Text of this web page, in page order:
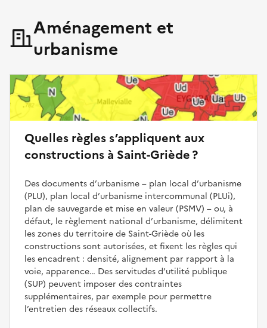
Aménagement et
urbanisme
Quelles règles s’appliquent aux
constructions à Saint-Griède ?
Des documents d’urbanisme – plan local d’urbanisme
(PLU), plan local d’urbanisme intercommunal (PLUi),
plan de sauvegarde et mise en valeur (PSMV) – ou, à
défaut, le règlement national d’urbanisme, délimitent
les zones du territoire de Saint-Griède où les
constructions sont autorisées, et fixent les règles qui
les encadrent : densité, alignement par rapport à la
voie, apparence… Des servitudes d’utilité publique
(SUP) peuvent imposer des contraintes
supplémentaires, par exemple pour permettre
l’entretien des réseaux collectifs.